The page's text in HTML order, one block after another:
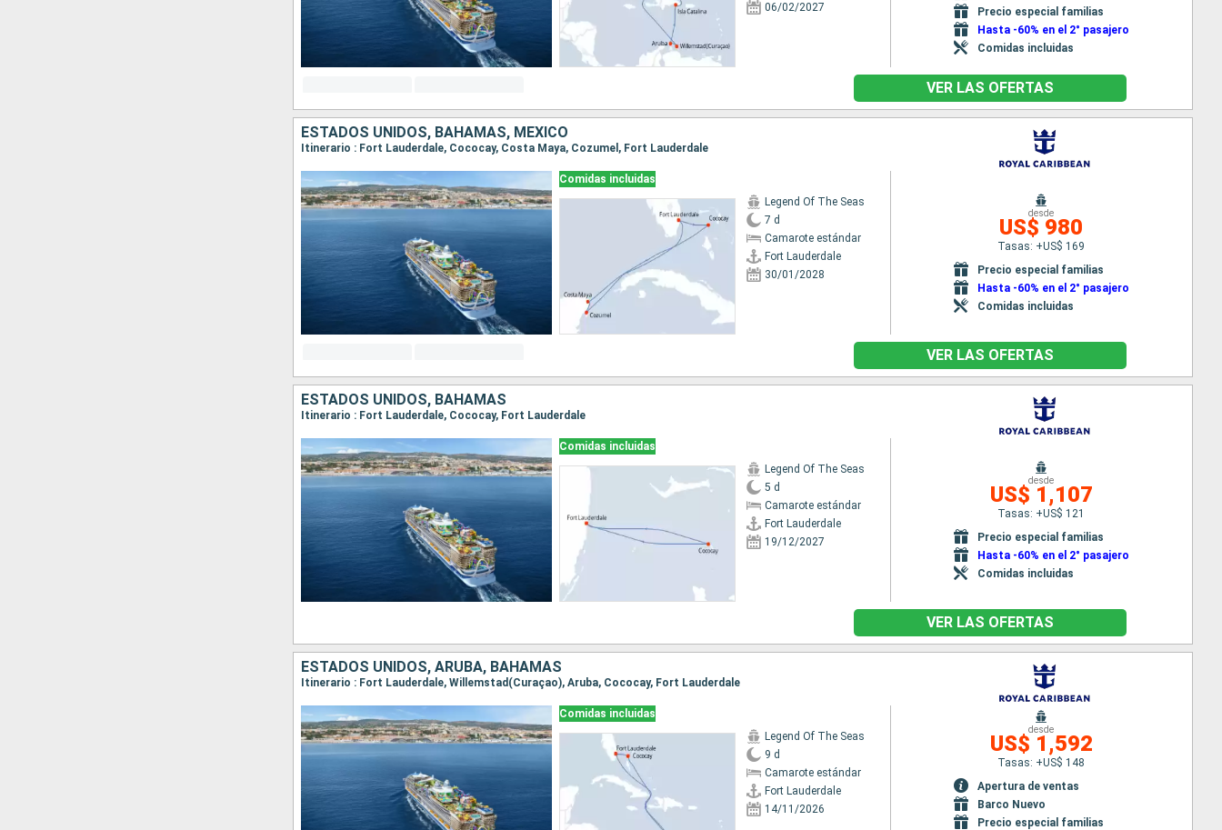
06/02/2027
Precio especial familias
Hasta -60% en el 2° pasajero
Comidas incluidas
VER LAS OFERTAS
ESTADOS UNIDOS, BAHAMAS, MÉXICO
Itinerario : Fort Lauderdale, Cococay, Costa Maya, Cozumel, Fort Lauderdale
Comidas incluidas
Legend Of The Seas
7 d
Camarote estándar
Fort Lauderdale
30/01/2028
desde
US$ 980
Tasas: +US$ 169
Precio especial familias
Hasta -60% en el 2° pasajero
Comidas incluidas
VER LAS OFERTAS
ESTADOS UNIDOS, BAHAMAS
Itinerario : Fort Lauderdale, Cococay, Fort Lauderdale
Comidas incluidas
Legend Of The Seas
5 d
Camarote estándar
Fort Lauderdale
19/12/2027
desde
US$ 1,107
Tasas: +US$ 121
Precio especial familias
Hasta -60% en el 2° pasajero
Comidas incluidas
VER LAS OFERTAS
ESTADOS UNIDOS, ARUBA, BAHAMAS
Itinerario : Fort Lauderdale, Willemstad(Curaçao), Aruba, Cococay, Fort Lauderdale
Comidas incluidas
Legend Of The Seas
9 d
Camarote estándar
Fort Lauderdale
14/11/2026
desde
US$ 1,592
Tasas: +US$ 148
Apertura de ventas
Barco Nuevo
Precio especial familias